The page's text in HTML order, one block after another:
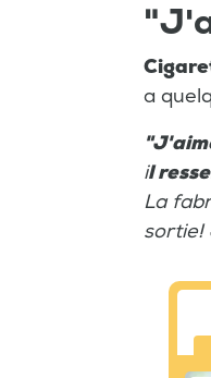
a
il
La
sortie!